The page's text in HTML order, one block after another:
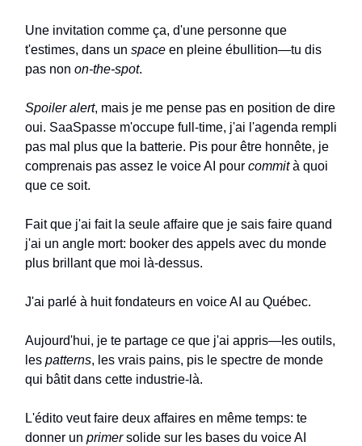
Une invitation comme ça, d'une personne que
t'estimes, dans un space en pleine ébullition—tu dis
pas non on-the-spot.
Spoiler alert, mais je me pense pas en position de dire
oui. SaaSpasse m'occupe full-time, j'ai l'agenda rempli
pas mal plus que la batterie. Pis pour être honnête, je
comprenais pas assez le voice AI pour commità quoi
que ce soit.
Fait que j'ai fait la seule affaire que je sais faire quand
j'ai un angle mort: booker des appels avec du monde
plus brillant que moi là-dessus.
J'ai parlé à huit fondateurs en voice AI au Québec.
Aujourd'hui, je te partage ce que j'ai appris—les outils,
les patterns, les vrais pains, pis le spectre de monde
qui bâtit dans cette industrie-là.
L'édito veut faire deux affaires en même temps: te
donner un primersolide sur les bases du voice AI